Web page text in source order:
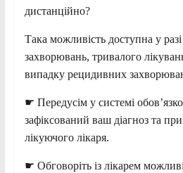
дистанційно?
Така можливість доступна у
захворювань, тривалого
випадку рецидивних
☛ Передусім у системі
зафіксований ваш діагноз та
лікуючого лікаря.
☛ Обговоріть із лікарем